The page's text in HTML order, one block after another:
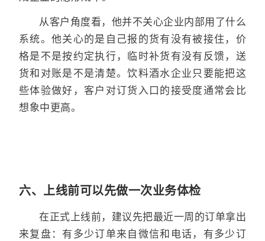
从客户角度看，他并不关心企业内部用了什么
系统。他关心的是自己报的货有没有被接住，价
格是不是按约定执行，临时补货有没有反馈，送
货和对账是不是清楚。饮料酒水企业只要能把这
些体验做好，客户对订货入口的接受度通常会比
想象中更高。
六、上线前可以先做一次业务体检
在正式上线前，建议先把最近一周的订单拿出
来复盘：有多少订单来自微信和电话，有多少订